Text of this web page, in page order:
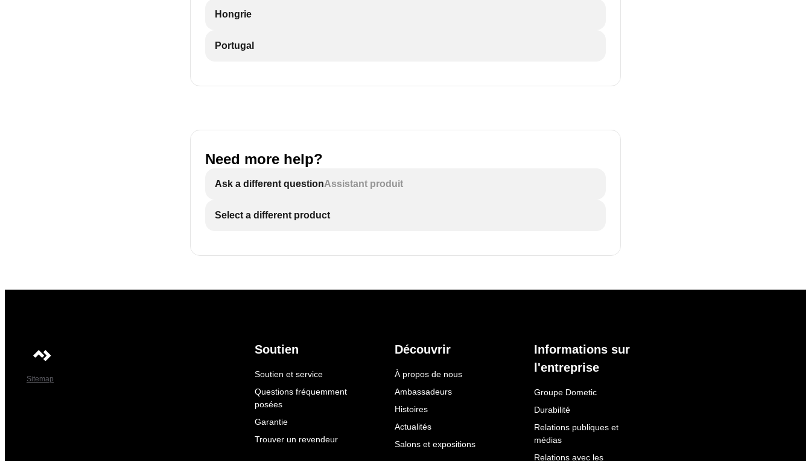
Hongrie
Portugal
Need more help?
Ask a different questionAssistant produit
Select a different product
Sitemap
Soutien
Soutien et service
Questions fréquemment
posées
Garantie
Trouver un revendeur
Découvrir
À propos de nous
Ambassadeurs
Histoires
Actualités
Salons et expositions
Informations sur
l'entreprise
Groupe Dometic
Durabilité
Relations publiques et
médias
Relations avec les